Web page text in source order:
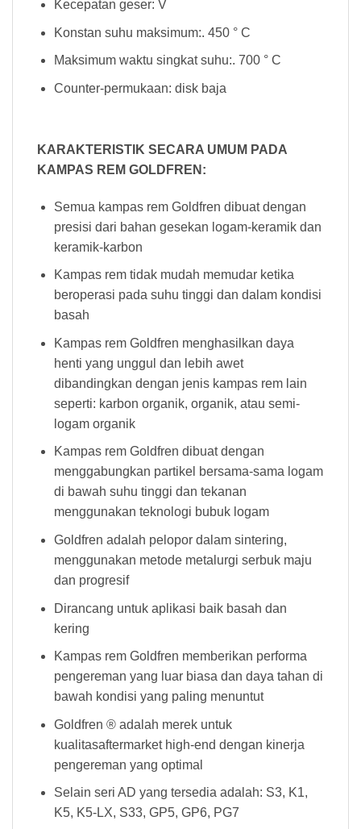
Kecepatan geser: V
Konstan suhu maksimum:. 450 ° C
Maksimum waktu singkat suhu:. 700 ° C
Counter-permukaan: disk baja
KARAKTERISTIK SECARA UMUM PADA
KAMPAS REM GOLDFREN:
Semua kampas rem Goldfren dibuat dengan
presisi dari bahan gesekan logam-keramik dan
keramik-karbon
Kampas rem tidak mudah memudar ketika
beroperasi pada suhu tinggi dan dalam kondisi
basah
Kampas rem Goldfren menghasilkan daya
henti yang unggul dan lebih awet
dibandingkan dengan jenis kampas rem lain
seperti: karbon organik, organik, atau semi-
logam organik
Kampas rem Goldfren dibuat dengan
menggabungkan partikel bersama-sama logam
di bawah suhu tinggi dan tekanan
menggunakan teknologi bubuk logam
Goldfren adalah pelopor dalam sintering,
menggunakan metode metalurgi serbuk maju
dan progresif
Dirancang untuk aplikasi baik basah dan
kering
Kampas rem Goldfren memberikan performa
pengereman yang luar biasa dan daya tahan di
bawah kondisi yang paling menuntut
Goldfren ® adalah merek untuk
kualitasaftermarket high-end dengan kinerja
pengereman yang optimal
Selain seri AD yang tersedia adalah: S3, K1,
K5, K5-LX, S33, GP5, GP6, PG7